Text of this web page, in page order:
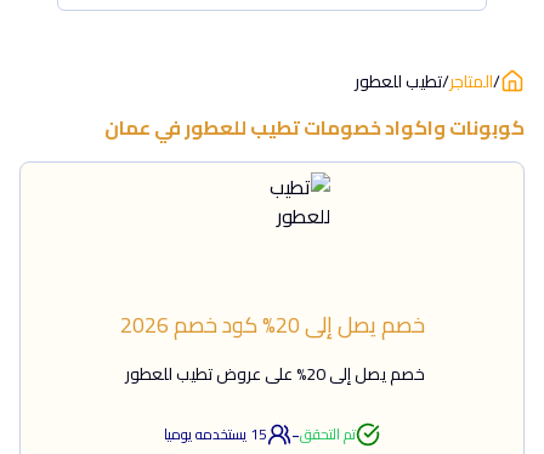
/المتاجر/تطيب للعطور
كوبونات واكواد خصوماتتطيب للعطورفيعمان
خصم يصل إلى 20% كود خصم2026
خصم يصل إلى 20% على عروض تطيب للعطور
تم التحقق-
15يستخدمه يوميا